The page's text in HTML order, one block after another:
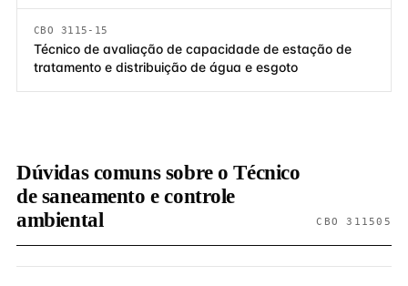
CBO 3115-15
Técnico de avaliação de capacidade de estação de
tratamento e distribuição de água e esgoto
Dúvidas comuns sobre o Técnico
de saneamento e controle
ambiental
CBO 311505